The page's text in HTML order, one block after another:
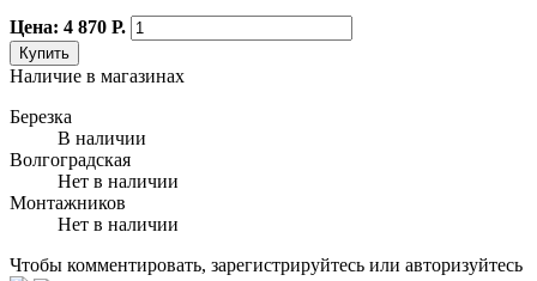
Цена: 4 870 Р.
Купить
Наличие в магазинах
Березка
В наличии
Волгоградская
Нет в наличии
Монтажников
Нет в наличии
Чтобы комментировать, зарегистрируйтесь или авторизуйтесь